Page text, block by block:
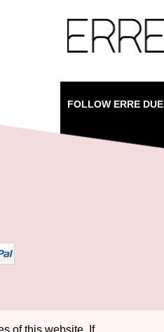
FOLLOW ERRE DUE